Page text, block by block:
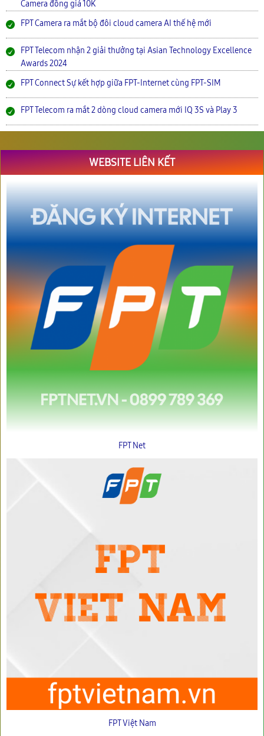
Camera đồng giá 10K
FPT Camera ra mắt bộ đôi cloud camera AI thế hệ mới
FPT Telecom nhận 2 giải thưởng tại Asian Technology Excellence
Awards 2024
FPT Connect Sự kết hợp giữa FPT-Internet cùng FPT-SIM
FPT Telecom ra mắt 2 dòng cloud camera mới IQ 3S và Play 3
WEBSITE LIÊN KẾT
FPT Net
FPT Việt Nam